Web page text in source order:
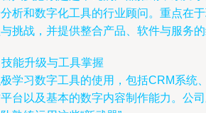
析和数字化工具的行业顾问。重点在
挑战，并提供整合产品、软件与服务的
能升级与工具掌握
学习数字工具的使用，包括CRM系统
台以及基本的数字内容制作能力。公